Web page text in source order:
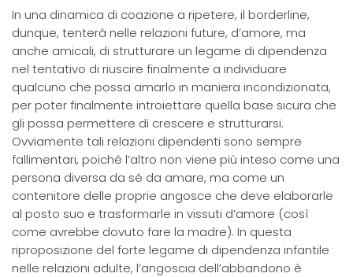
In una dinamica di coazione a ripetere, il borderline,
dunque, tenterà nelle relazioni future, d’amore, ma
anche amicali, di strutturare un legame di dipendenza
nel tentativo di riuscire finalmente a individuare
qualcuno che possa amarlo in maniera incondizionata,
per poter finalmente introiettare quella base sicura che
gli possa permettere di crescere e strutturarsi.
Ovviamente tali relazioni dipendenti sono sempre
fallimentari, poiché l’altro non viene più inteso come una
persona diversa da sé da amare, ma come un
contenitore delle proprie angosce che deve elaborarle
al posto suo e trasformarle in vissuti d’amore (così
come avrebbe dovuto fare la madre). In questa
riproposizione del forte legame di dipendenza infantile
nelle relazioni adulte, l’angoscia dell’abbandono è